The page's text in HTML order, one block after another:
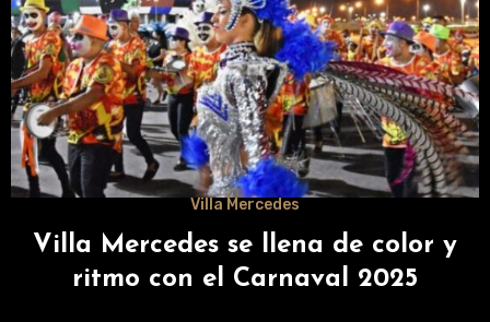
Villa Mercedes
Villa Mercedes se llena de color y
ritmo con el Carnaval 2025